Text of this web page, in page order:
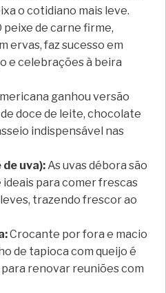
o cotidiano mais leve.
peixe de carne firme,
ervas, faz sucesso em
e celebrações à beira
ganhou versão
doce de leite, chocolate
indispensável nas
uva):As uvas débora são
ideais para comer frescas
trazendo frescor ao
Crocante por fora e macio
de tapioca com queijo é
renovar reuniões com